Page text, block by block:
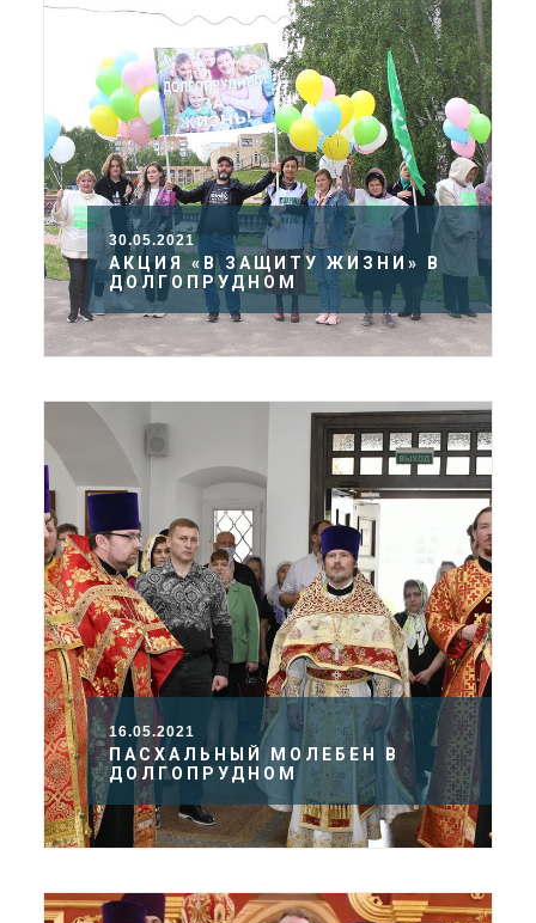
30.05.2021
АКЦИЯ «В ЗАЩИТУ ЖИЗНИ» В
ДОЛГОПРУДНОМ
16.05.2021
ПАСХАЛЬНЫЙ МОЛЕБЕН В
ДОЛГОПРУДНОМ